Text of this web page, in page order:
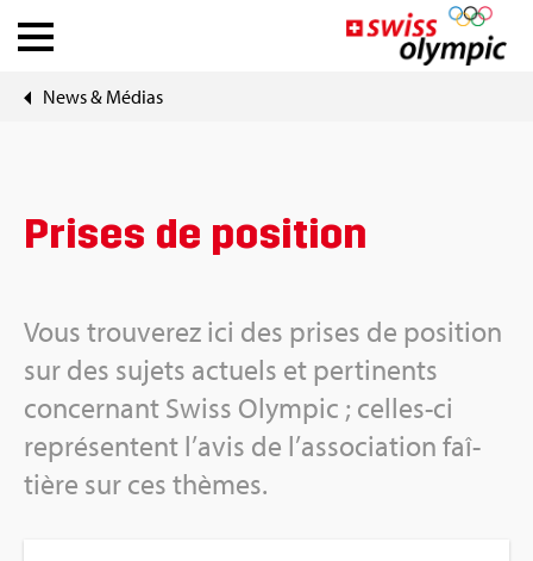
Fédé­ra­tions
À pro­pos de Swiss Olym­pic
News
Outils
DE |
News & Médias
Prises de posi­tion
Vous trou­ve­rez ici des prises de posi­tion
sur des sujets actuels et per­ti­nents
concer­nant Swiss Olym­pic ; celles-ci
repré­sentent l’avis de l’as­so­cia­tion faî­
tière sur ces thèmes.